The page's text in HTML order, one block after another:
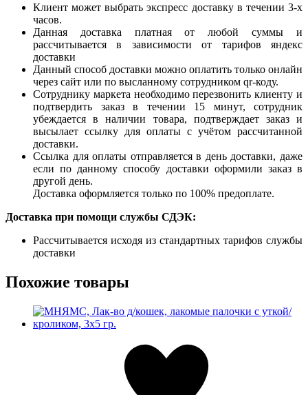
Клиент может выбрать экспресс доставку в течении 3-х
часов.
Данная доставка платная от любой суммы и
рассчитывается в зависимости от тарифов яндекс
доставки
Данный способ доставки можно оплатить только онлайн
через сайт или по высланному сотрудником qr-коду.
Сотруднику маркета необходимо перезвонить клиенту и
подтвердить заказ в течении 15 минут, сотрудник
убеждается в наличии товара, подтверждает заказ и
высылает ссылку для оплаты с учётом рассчитанной
доставки.
Ссылка для оплаты отправляется в день доставки, даже
если по данному способу доставки оформили заказ в
другой день.
Доставка оформляется только по 100% предоплате.
Доставка при помощи службы СДЭК:
Рассчитывается исходя из стандартных тарифов службы
доставки
Похожие товары